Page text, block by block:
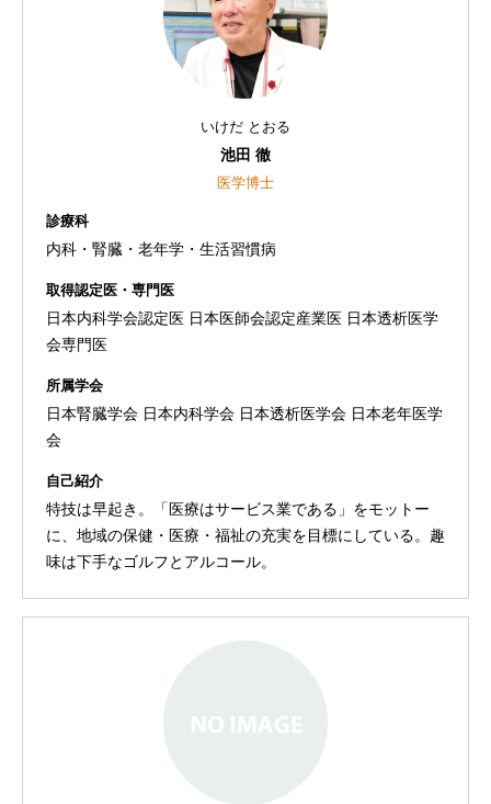
いけだ とおる
池田 徹
医学博士
診療科
内科・腎臓・老年学・生活習慣病
取得認定医・専門医
日本内科学会認定医 日本医師会認定産業医 日本透析医学
会専門医
所属学会
日本腎臓学会 日本内科学会 日本透析医学会 日本老年医学
会
自己紹介
特技は早起き。「医療はサービス業である」をモットー
に、地域の保健・医療・福祉の充実を目標にしている。趣
味は下手なゴルフとアルコール。